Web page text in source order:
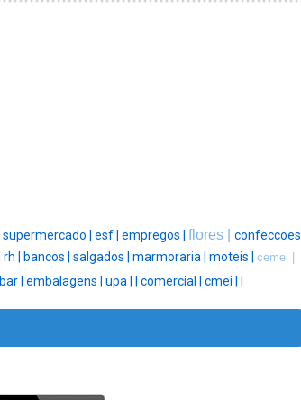
supermercado | esf | empregos | flores | confeccoes |
rh | bancos | salgados | marmoraria | moteis | cemei |
bar | embalagens | upa | comercial | cmei |